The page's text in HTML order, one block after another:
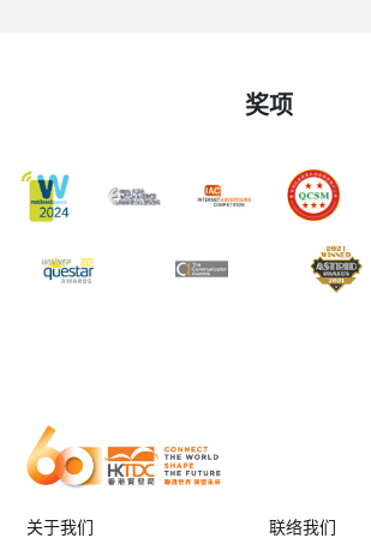
奖项
关于我们 联络我们